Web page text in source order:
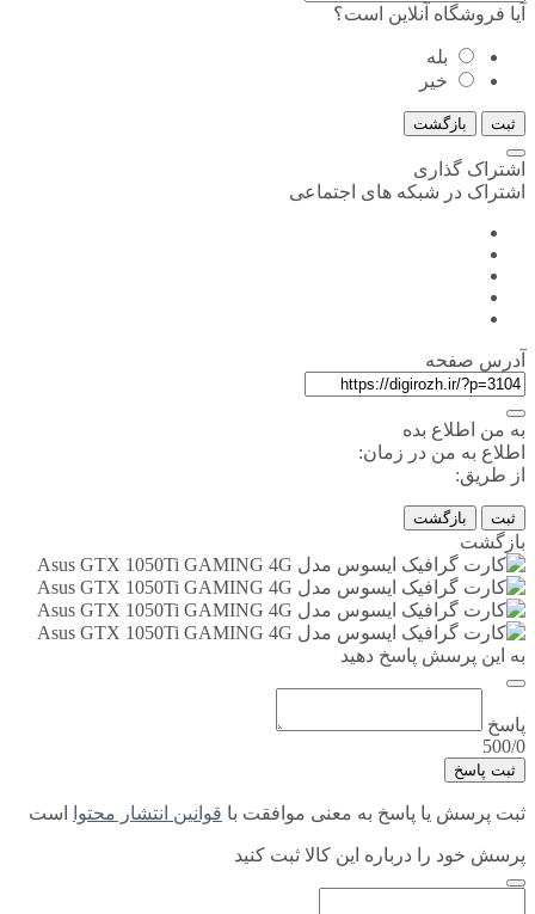
آیا فروشگاه آنلاین است؟
بله
خیر
ثبت بازگشت
اشتراک گذاری
اشتراک در شبکه های اجتماعی
آدرس صفحه
به من اطلاع بده
اطلاع به من در زمان:
از طریق:
ثبت بازگشت
بازگشت
به این پرسش پاسخ دهید
پاسخ
500/0
ثبت پاسخ
ثبت پرسش یا پاسخ به معنی موافقت با قوانین انتشار محتوا است
پرسش خود را درباره این کالا ثبت کنید